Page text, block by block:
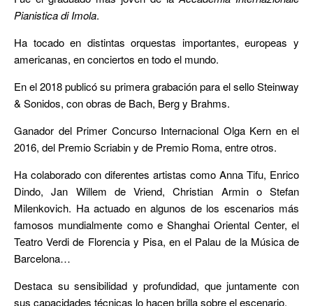
Pianistica di Imola.
Ha tocado en distintas orquestas importantes, europeas y
americanas, en conciertos en todo el mundo.
En el 2018 publicó su primera grabación para el sello Steinway
& Sonidos, con obras de Bach, Berg y Brahms.
Ganador del Primer Concurso Internacional Olga Kern en el
2016, del Premio Scriabin y de Premio Roma, entre otros.
Ha colaborado con diferentes artistas como Anna Tifu, Enrico
Dindo, Jan Willem de Vriend, Christian Armin o Stefan
Milenkovich. Ha actuado en algunos de los escenarios más
famosos mundialmente como e Shanghai Oriental Center, el
Teatro Verdi de Florencia y Pisa, en el Palau de la Música de
Barcelona…
Destaca su sensibilidad y profundidad, que juntamente con
sus capacidades técnicas lo hacen brilla sobre el escenario.